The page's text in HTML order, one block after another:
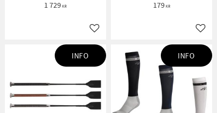
1 729KR
Lägg till i favoriter
179KR
INFO INFO